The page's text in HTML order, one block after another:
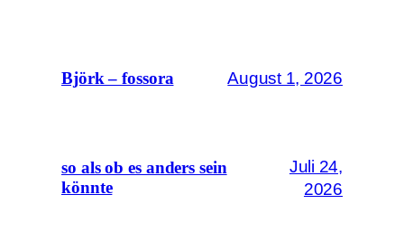
Björk – fossora August 1, 2026
so als ob es anders sein
könnte
Juli 24,
2026